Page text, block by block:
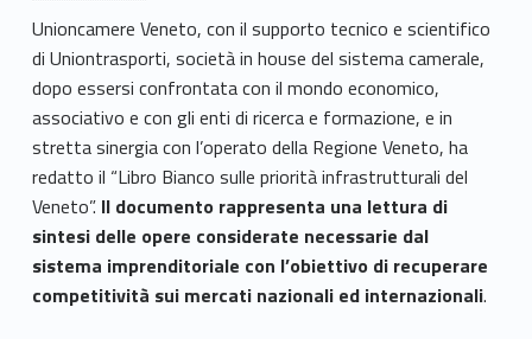
Unioncamere Veneto, con il supporto tecnico e scientifico
di Uniontrasporti, società in house del sistema camerale,
dopo essersi confrontata con il mondo economico,
associativo e con gli enti di ricerca e formazione, e in
stretta sinergia con l’operato della Regione Veneto, ha
redatto il “Libro Bianco sulle priorità infrastrutturali del
Veneto”. Il documento rappresenta una lettura di
sintesi delle opere considerate necessarie dal
sistema imprenditoriale con l’obiettivo di recuperare
competitività sui mercati nazionali ed internazionali.